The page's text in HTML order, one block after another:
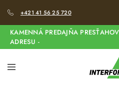
+421 41 56 25 720
KAMENNÁ PREDAJŇA
ADRESU -